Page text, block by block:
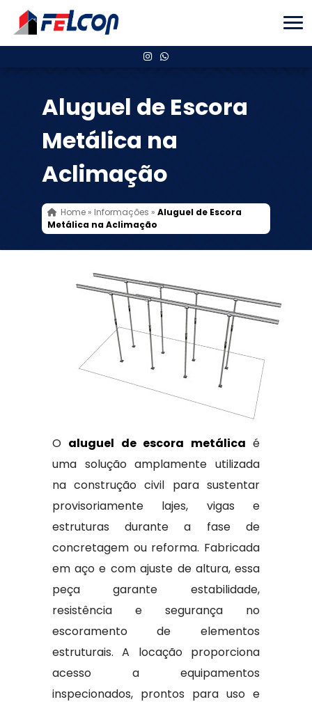
Aluguel de Escora
Metálica na
Aclimação
Home» Informações » Aluguel de Escora
Metálica na Aclimação
O aluguel de escora metálica é
uma solução amplamente utilizada
na construção civil para sustentar
provisoriamente lajes, vigas e
estruturas durante a fase de
concretagem ou reforma. Fabricada
em aço e com ajuste de altura, essa
peça garante estabilidade,
resistência e segurança no
escoramento de elementos
estruturais. A locação proporciona
acesso a equipamentos
inspecionados, prontos para uso e